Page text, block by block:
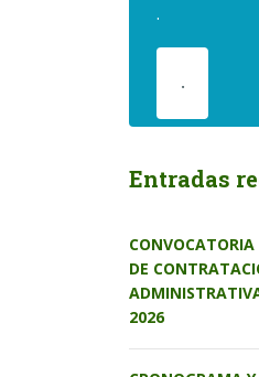
.
.
Entradas
CONVOCATORIA
DE
2026